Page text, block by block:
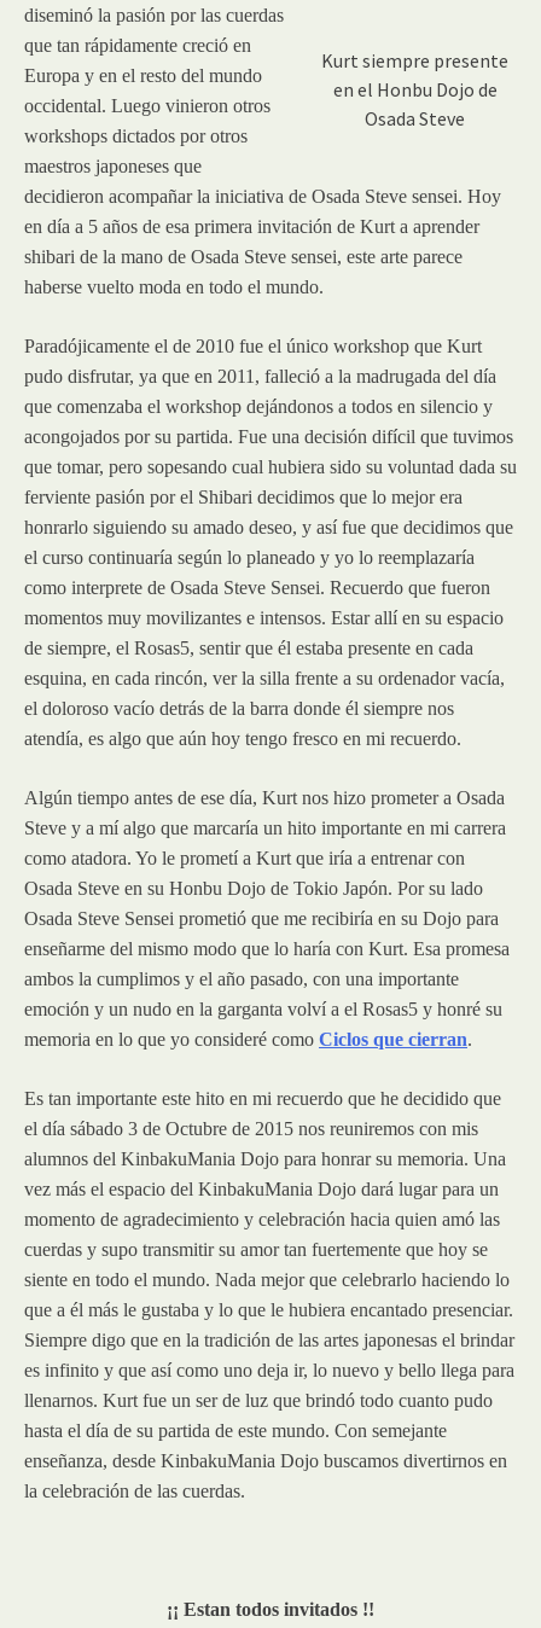
Kurt siempre presente
en el Honbu Dojo de
Osada Steve
diseminó la pasión por las cuerdas
que tan rápidamente creció en
Europa y en el resto del mundo
occidental. Luego vinieron otros
workshops dictados por otros
maestros japoneses que
decidieron acompañar la iniciativa de Osada Steve sensei. Hoy
en día a 5 años de esa primera invitación de Kurt a aprender
shibari de la mano de Osada Steve sensei, este arte parece
haberse vuelto moda en todo el mundo.
Paradójicamente el de 2010 fue el único workshop que Kurt
pudo disfrutar, ya que en 2011, falleció a la madrugada del día
que comenzaba el workshop dejándonos a todos en silencio y
acongojados por su partida. Fue una decisión difícil que tuvimos
que tomar, pero sopesando cual hubiera sido su voluntad dada su
ferviente pasión por el Shibari decidimos que lo mejor era
honrarlo siguiendo su amado deseo, y así fue que decidimos que
el curso continuaría según lo planeado y yo lo reemplazaría
como interprete de Osada Steve Sensei. Recuerdo que fueron
momentos muy movilizantes e intensos. Estar allí en su espacio
de siempre, el Rosas5, sentir que él estaba presente en cada
esquina, en cada rincón, ver la silla frente a su ordenador vacía,
el doloroso vacío detrás de la barra donde él siempre nos
atendía, es algo que aún hoy tengo fresco en mi recuerdo.
Algún tiempo antes de ese día, Kurt nos hizo prometer a Osada
Steve y a mí algo que marcaría un hito importante en mi carrera
como atadora. Yo le prometí a Kurt que iría a entrenar con
Osada Steve en su Honbu Dojo de Tokio Japón. Por su lado
Osada Steve Sensei prometió que me recibiría en su Dojo para
enseñarme del mismo modo que lo haría con Kurt. Esa promesa
ambos la cumplimos y el año pasado, con una importante
emoción y un nudo en la garganta volví a el Rosas5 y honré su
memoria en lo que yo consideré como Ciclos que cierran.
Es tan importante este hito en mi recuerdo que he decidido que
el día sábado 3 de Octubre de 2015 nos reuniremos con mis
alumnos del KinbakuMania Dojo para honrar su memoria. Una
vez más el espacio del KinbakuMania Dojo dará lugar para un
momento de agradecimiento y celebración hacia quien amó las
cuerdas y supo transmitir su amor tan fuertemente que hoy se
siente en todo el mundo. Nada mejor que celebrarlo haciendo lo
que a él más le gustaba y lo que le hubiera encantado presenciar.
Siempre digo que en la tradición de las artes japonesas el brindar
es infinito y que así como uno deja ir, lo nuevo y bello llega para
llenarnos. Kurt fue un ser de luz que brindó todo cuanto pudo
hasta el día de su partida de este mundo. Con semejante
enseñanza, desde KinbakuMania Dojo buscamos divertirnos en
la celebración de las cuerdas.
¡¡ Estan todos invitados !!